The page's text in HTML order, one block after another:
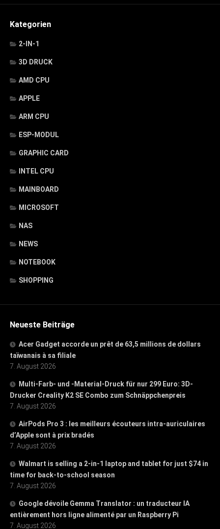
Kategorien
2-IN-1
3D DRUCK
AMD CPU
APPLE
ARM CPU
ESP-MODUL
GRAPHIC CARD
INTEL CPU
MAINBOARD
MICROSOFT
NAS
NEWS
NOTEBOOK
SHOPPING
Neueste Beiträge
Acer Gadget accorde un prêt de 63,5 millions de dollars
taïwanais à sa filiale
7. August 2026
Multi-Farb- und -Material-Druck für nur 299 Euro: 3D-
Drucker Creality K2 SE Combo zum Schnäppchenpreis
7. August 2026
AirPods Pro 3 : les meilleurs écouteurs intra-auriculaires
d’Apple sont à prix bradés
7. August 2026
Walmart is selling a 2-in-1 laptop and tablet for just $74 in
time for back-to-school season
7. August 2026
Google dévoile Gemma Translator : un traducteur IA
entièrement hors ligne alimenté par un Raspberry Pi
7. August 2026